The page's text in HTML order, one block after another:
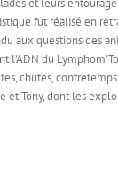
et leurs
fut réalisé en
aux questions des
l’ADN du
chutes,
Tony, dont les